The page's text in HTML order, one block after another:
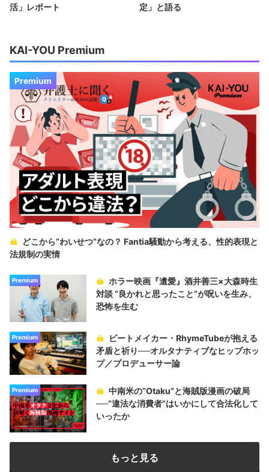
活」レポート
定」と語る
KAI-YOU Premium
Premium
どこから“わいせつ”なの？ Fantia騒動から考える、性的表現と
法規制の実情
Premium
ホラー映画『遺愛』酒井善三×大森時生
対談 “良かれと思ったこと“が呪いを生み、
恐怖を生む
Premium
ビートメイカー・RhymeTubeが抱える
矛盾と祈り──オルタナティブなヒップホッ
プ／プロデューサー論
Premium
中南米の“Otaku”と海賊版漫画の破局
──“違法な消費者”はいかにして合法化して
いったか
もっと見る